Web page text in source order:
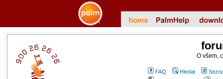
O všem,
FAQ Hledat